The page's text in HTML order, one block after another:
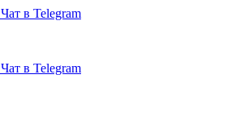
Чат в Telegram
Чат в Telegram